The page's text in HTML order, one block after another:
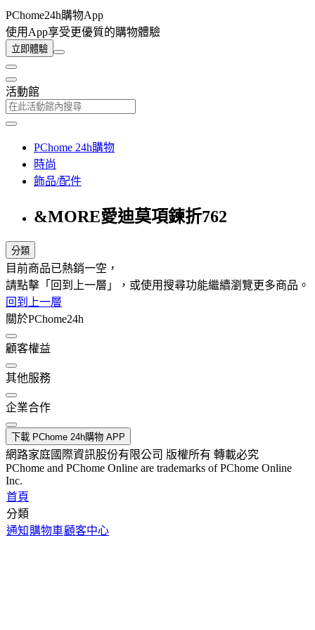
PChome24h購物App
使用App享受更優質的購物體驗
立即體驗
活動館
PChome 24h購物
時尚
飾品/配件
&MORE愛迪莫項鍊折762
分類
目前商品已熱銷一空，
請點擊「回到上一層」，或使用搜尋功能繼續瀏覽更多商品。
回到上一層
關於PChome24h
顧客權益
其他服務
企業合作
下載 PChome 24h購物 APP
網路家庭國際資訊股份有限公司 版權所有 轉載必究
PChome and PChome Online are trademarks of PChome Online
Inc.
首頁
分類
通知 購物車顧客中心